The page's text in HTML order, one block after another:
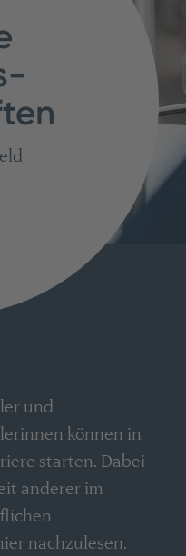
und
können in
starten. Dabei
anderer im
nachzulesen.